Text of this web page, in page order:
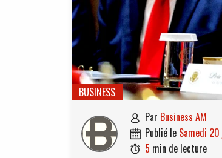
BUSINESS
 par Business AM
 publié le samedi
 5 min de lecture